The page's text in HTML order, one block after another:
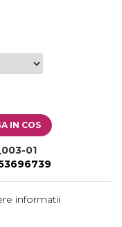
IN COS
01
informatii